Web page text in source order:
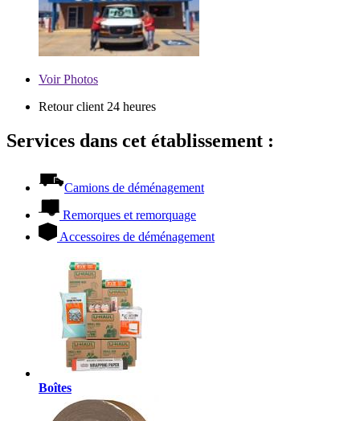
VoirPhotos
Retour client 24 heures
Services dans cet établissement :
Camions de déménagement
Remorques et remorquage
Accessoires de déménagement
Boîtes